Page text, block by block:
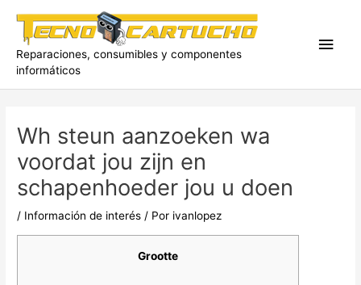
contenido
Reparaciones, consumibles y componentes
informáticos
Wh steun aanzoeken wa
voordat jou zijn en
schapenhoeder jou u doen
/ Información de interés / Por ivanlopez
Grootte